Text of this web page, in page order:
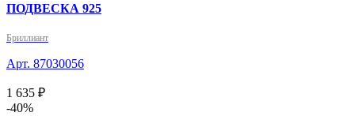
ПОДВЕСКА 925
Бриллиант
Арт. 87030056
1 635 ₽
-40%